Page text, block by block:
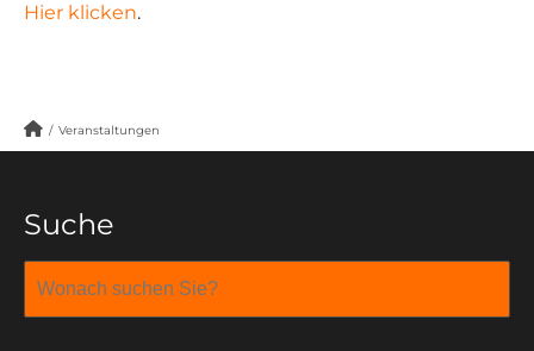
Hier klicken.
/ Veranstaltungen
Suche